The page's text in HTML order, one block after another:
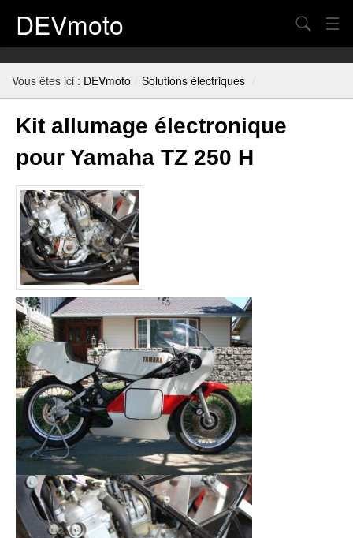
DEVmoto
Contact
Blog
Mon Compte
Panier
Plan du site
Chercher
Vous êtes ici : DEVmoto / Solutions électriques /
Kit allumage électronique
pour Yamaha TZ 250 H